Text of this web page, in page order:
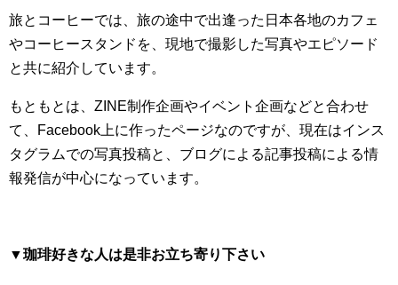
旅とコーヒーでは、旅の途中で出逢った日本各地のカフェ
やコーヒースタンドを、現地で撮影した写真やエピソード
と共に紹介しています。
もともとは、ZINE制作企画やイベント企画などと合わせ
て、Facebook上に作ったページなのですが、現在はインス
タグラムでの写真投稿と、ブログによる記事投稿による情
報発信が中心になっています。
▼珈琲好きな人は是非お立ち寄り下さい